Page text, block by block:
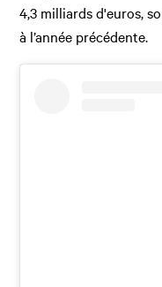
4,3 milliards d'euros,
à l’année précédente.